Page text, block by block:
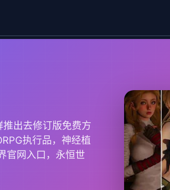
出去修订版免费方
执行品，神经植
官网入口，永恒世